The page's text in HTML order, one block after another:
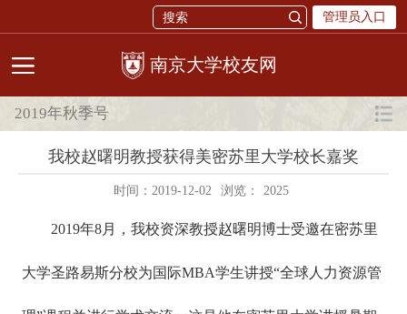
管理员入口
校友网
2019年秋季号
我校赵曙明教授获得美密苏里大学校长嘉奖
时间：2019-12-02 浏览： 2025
2019年8月，我校资深教授赵曙明博士受邀在密苏里
大学圣路易斯分校为国际MBA学生讲授“全球人力资源管